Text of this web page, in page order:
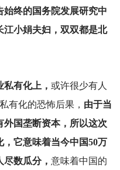
终的国务院发展研究中
小娟夫妇，双双都是北
有化上， 或许很少有人
有化的恐怖后果， 由于当
国垄断资本，所以这次
，它意味着当今中国50万
数瓜分， 意味着中国的